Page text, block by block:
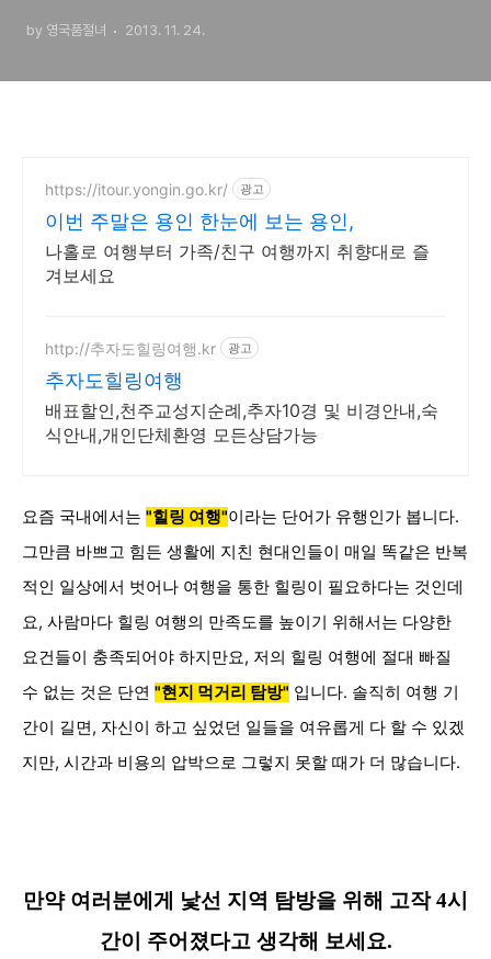
by 영국품절녀 2013. 11. 24.
https://itour.yongin.go.kr/ 광고
이번 주말은 용인 한눈에 보는 용인,
나홀로 여행부터 가족/친구 여행까지 취향대로 즐
겨보세요
http://추자도힐링여행.kr 광고
추자도힐링여행
배표할인,천주교성지순례,추자10경 및 비경안내,숙
식안내,개인단체환영 모든상담가능
요즘 국내에서는 "힐링 여행"이라는 단어가 유행인가 봅니다.
그만큼 바쁘고 힘든 생활에 지친 현대인들이 매일 똑같은 반복
적인 일상에서 벗어나 여행을 통한 힐링이 필요하다는 것인데
요, 사람마다 힐링 여행의 만족도를 높이기 위해서는 다양한
요건들이 충족되어야 하지만요, 저의 힐링 여행에 절대 빠질
수 없는 것은 단연 "현지 먹거리 탐방" 입니다. 솔직히 여행 기
간이 길면, 자신이 하고 싶었던 일들을 여유롭게 다 할 수 있겠
지만, 시간과 비용의 압박으로 그렇지 못할 때가 더 많습니다.
만약 여러분에게 낯선 지역 탐방을 위해 고작 4시
간이 주어졌다고 생각해 보세요.